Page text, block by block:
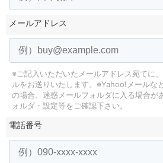
メールアドレス
※ご記入いただいたメールアドレス宛てに
ルをお送りいたします。 ※Yahoo!メールな
の場合、迷惑メールフォルダに入る場合が
ォルダ・設定等をご確認下さい。
電話番号